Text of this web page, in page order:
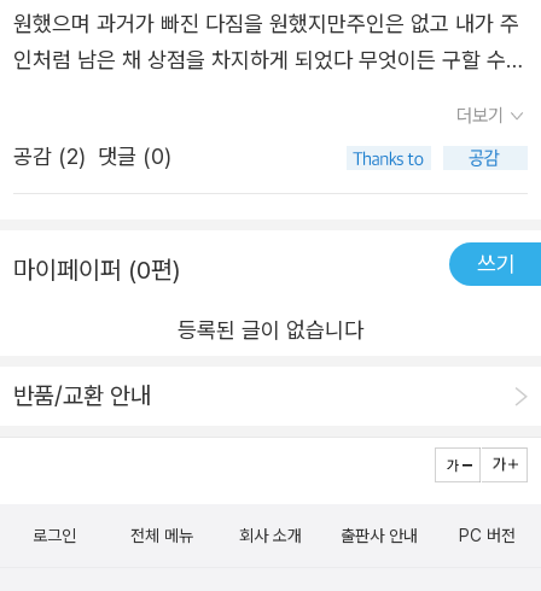
에서는 “진술의 내용이 아니라 진술의 방식이, 특정한 대상
이 아니라 세계와 대면하는 시인의 자세가 그 자체로 중
의미심장한 수수께끼, 곧 질문이 된다. 다시 말해 이 제목들
은 시에 대한 대답이 아닌 시를 향한 질문으로 환원되는 것
이다. 그렇다면 이때 “누군가 가르쳐주는 길을 겨우 알아”듣
벽이 될 수 있고// 이것은 집이 될 수 있다” “이것은 계획할
일까? 정영효의 시는 ‘이것’이 무엇인지 단정하기보다는 그
저 “끝을 열어”(「명분」)둘 뿐이다. 그럼으로써 고정되지 않
까지 안개는 자유로웠고”라는 진술에 등장하는 ‘안개’에 대
해 시인은 어떤 태도를 취하는가? 이 질문에 대해 시인은
“여전히 설명을 미루고 있다”. 여기에서 설명은 종결, 즉 결
원했으며 과거가 빠진 다짐을 원했지만주인은 없고 내가 주
인처럼 남은 채 상점을 차지하게 되었다 무엇이든 구할 수
대가 사라진 물음뿐이었다 정적이 사라지길 기다리는 동안
- 거래 중- 계속 시도한다면 멈추기 힘든 다짐이 아무도 없
동안 반응했다 싸움을 두려워했고 결론을 조심했고 뒤바뀌
길 바라면서 함부로 예상하고 있었다 우리는 성장하는 우연
가고 있었다 변명을 숨긴 채 다른 말을 찾기 위해 고민했고
아무에게나 친절하게 손을 내밀려 필요한 만큼만 확실해지
수 있었다 언제든 예외가 되지 않기를 바라면서 최소한으로
확신을 지우는 약속과 설명을 붙잡고 만나기 직전까지 풍경
더보기
공감 (2) 댓글 (0)
마이페이퍼 (0편) 쓰기
등록된 글이 없습니다
반품/교환 안내
로그인 전체 메뉴 회사 소개 출판사 안내 PC 버전